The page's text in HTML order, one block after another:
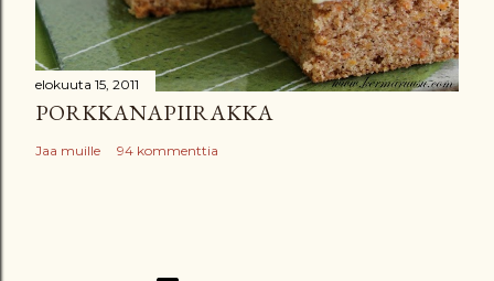
elokuuta 15, 2011
PORKKANAPIIRAKKA
Jaa muille 94 kommenttia